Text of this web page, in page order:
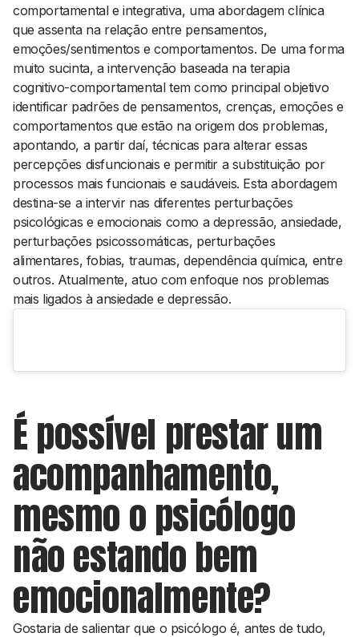
comportamental e integrativa, uma abordagem clínica
que assenta na relação entre pensamentos,
emoções/sentimentos e comportamentos. De uma forma
muito sucinta, a intervenção baseada na terapia
cognitivo-comportamental tem como principal objetivo
identificar padrões de pensamentos, crenças, emoções e
comportamentos que estão na origem dos problemas,
apontando, a partir daí, técnicas para alterar essas
percepções disfuncionais e permitir a substituição por
processos mais funcionais e saudáveis. Esta abordagem
destina-se a intervir nas diferentes perturbações
psicológicas e emocionais como a depressão, ansiedade,
perturbações psicossomáticas, perturbações
alimentares, fobias, traumas, dependência química, entre
outros. Atualmente, atuo com enfoque nos problemas
mais ligados à ansiedade e depressão.
É possível prestar um
acompanhamento,
mesmo o psicólogo
não estando bem
emocionalmente?
Gostaria de salientar que o psicólogo é, antes de tudo,